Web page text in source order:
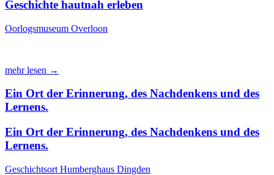
Geschichte hautnah erleben
Oorlogsmuseum Overloon
mehr lesen →
Ein Ort der Erinnerung, des Nachdenkens und des
Lernens.
Ein Ort der Erinnerung, des Nachdenkens und des
Lernens.
Geschichtsort Humberghaus Dingden